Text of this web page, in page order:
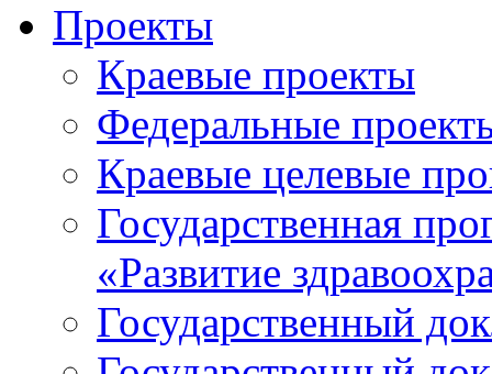
Проекты
Краевые проекты
Федеральные
Краевые целевые
Государственная
«Развитие
Государственный